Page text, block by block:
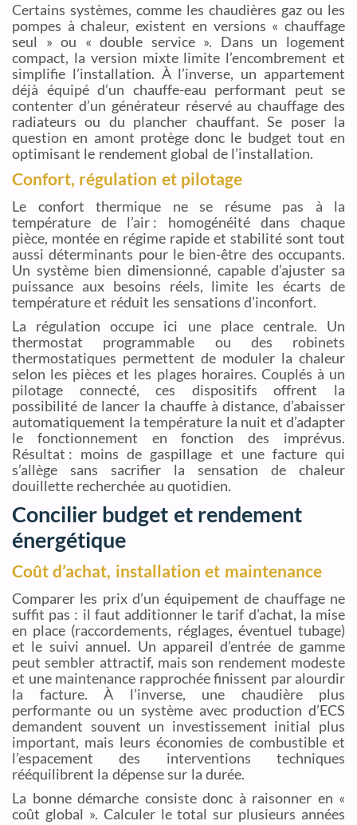
Certains systèmes, comme les chaudières gaz ou les
pompes à chaleur, existent en versions « chauffage
seul » ou « double service ». Dans un logement
compact, la version mixte limite l’encombrement et
simplifie l’installation. À l’inverse, un appartement
déjà équipé d’un chauffe-eau performant peut se
contenter d’un générateur réservé au chauffage des
radiateurs ou du plancher chauffant. Se poser la
question en amont protège donc le budget tout en
optimisant le rendement global de l’installation.
Confort, régulation et pilotage
Le confort thermique ne se résume pas à la
température de l’air : homogénéité dans chaque
pièce, montée en régime rapide et stabilité sont tout
aussi déterminants pour le bien-être des occupants.
Un système bien dimensionné, capable d’ajuster sa
puissance aux besoins réels, limite les écarts de
température et réduit les sensations d’inconfort.
La régulation occupe ici une place centrale. Un
thermostat programmable ou des robinets
thermostatiques permettent de moduler la chaleur
selon les pièces et les plages horaires. Couplés à un
pilotage connecté, ces dispositifs offrent la
possibilité de lancer la chauffe à distance, d’abaisser
automatiquement la température la nuit et d’adapter
le fonctionnement en fonction des imprévus.
Résultat : moins de gaspillage et une facture qui
s’allège sans sacrifier la sensation de chaleur
douillette recherchée au quotidien.
Concilier budget et rendement
énergétique
Coût d’achat, installation et maintenance
Comparer les prix d’un équipement de chauffage ne
suffit pas : il faut additionner le tarif d’achat, la mise
en place (raccordements, réglages, éventuel tubage)
et le suivi annuel. Un appareil d’entrée de gamme
peut sembler attractif, mais son rendement modeste
et une maintenance rapprochée finissent par alourdir
la facture. À l’inverse, une chaudière plus
performante ou un système avec production d’ECS
demandent souvent un investissement initial plus
important, mais leurs économies de combustible et
l’espacement des interventions techniques
rééquilibrent la dépense sur la durée.
La bonne démarche consiste donc à raisonner en «
coût global ». Calculer le total sur plusieurs années